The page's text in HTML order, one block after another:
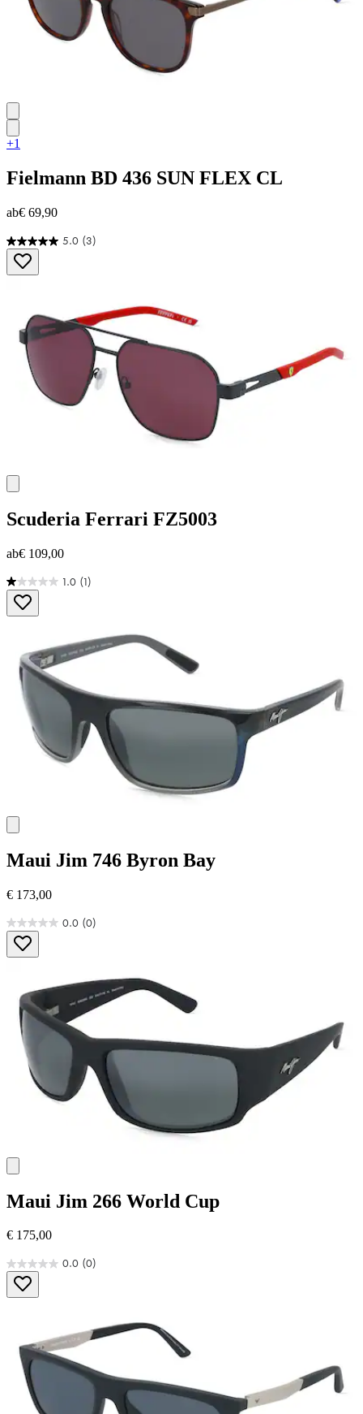
+1
Fielmann BD 436 SUN FLEX CL
ab€ 69,90
5.0 (3)
5.0
von
5
Bewertungen
Scuderia Ferrari FZ5003
ab€ 109,00
1.0 (1)
1.0
von
5
Bewertung
Maui Jim 746 Byron Bay
€ 173,00
0.0 (0)
0.0
von
5
Maui Jim 266 World Cup
€ 175,00
0.0 (0)
0.0
von
5